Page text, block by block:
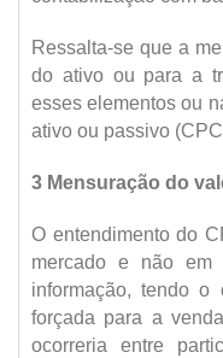
Ressalta-se que a
do ativo ou para a
esses elementos ou
ativo ou passivo
3 Mensuração do
O entendimento do
mercado e não em
informação, tendo
forçada para a
ocorreria entre